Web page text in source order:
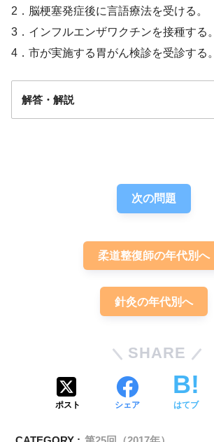
2．脳梗塞発症後に言語療法を受ける。
3．インフルエンザワクチンを接種する。
4．市が実施する胃がん検診を受診する。
解答・解説
次の問題
柔道整復師の年代別へ
針灸の年代別へ
SHARE
ポスト シェア はてブ